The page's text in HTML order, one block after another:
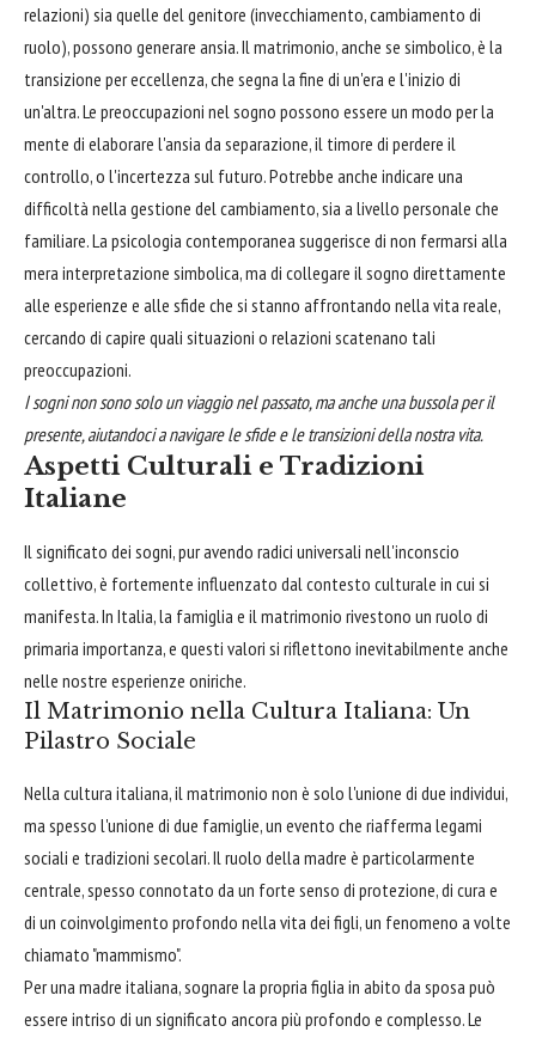
relazioni) sia quelle del genitore (invecchiamento, cambiamento di
ruolo), possono generare ansia. Il matrimonio, anche se simbolico, è la
transizione per eccellenza, che segna la fine di un'era e l'inizio di
un'altra. Le preoccupazioni nel sogno possono essere un modo per la
mente di elaborare l'ansia da separazione, il timore di perdere il
controllo, o l'incertezza sul futuro. Potrebbe anche indicare una
difficoltà nella gestione del cambiamento, sia a livello personale che
familiare. La psicologia contemporanea suggerisce di non fermarsi alla
mera interpretazione simbolica, ma di collegare il sogno direttamente
alle esperienze e alle sfide che si stanno affrontando nella vita reale,
cercando di capire quali situazioni o relazioni scatenano tali
preoccupazioni.
I sogni non sono solo un viaggio nel passato, ma anche una bussola per il
presente, aiutandoci a navigare le sfide e le transizioni della nostra vita.
Aspetti Culturali e Tradizioni
Italiane
Il significato dei sogni, pur avendo radici universali nell'inconscio
collettivo, è fortemente influenzato dal contesto culturale in cui si
manifesta. In Italia, la famiglia e il matrimonio rivestono un ruolo di
primaria importanza, e questi valori si riflettono inevitabilmente anche
nelle nostre esperienze oniriche.
Il Matrimonio nella Cultura Italiana: Un
Pilastro Sociale
Nella cultura italiana, il matrimonio non è solo l'unione di due individui,
ma spesso l'unione di due famiglie, un evento che riafferma legami
sociali e tradizioni secolari. Il ruolo della madre è particolarmente
centrale, spesso connotato da un forte senso di protezione, di cura e
di un coinvolgimento profondo nella vita dei figli, un fenomeno a volte
chiamato "mammismo".
Per una madre italiana, sognare la propria figlia in abito da sposa può
essere intriso di un significato ancora più profondo e complesso. Le